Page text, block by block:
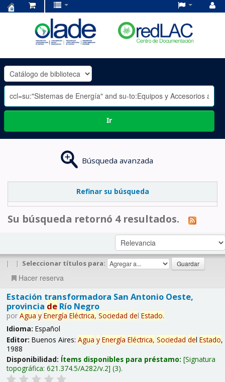
OLADE
-
Ir
Búsqueda avanzada
Refinar su búsqueda
Su búsqueda retornó 4 resultados.
| | Seleccionar títulos para:
Hacer reserva
Estación transformadora San Antonio Oeste,
provincia deRío Negro
por Agua y Energía Eléctrica, Sociedad del Estado.
Idioma: Español
Editor: Buenos Aires: Agua y Energía Eléctrica, Sociedad del Estado,
1988
Disponibilidad: Ítems disponibles para préstamo: Signatura
topográfica: 621.374.5/A282/v.2 (3).